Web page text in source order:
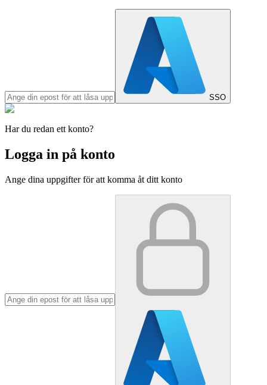
SSO
Har du redan ett konto?
Logga in på konto
Ange dina uppgifter för att komma åt ditt konto